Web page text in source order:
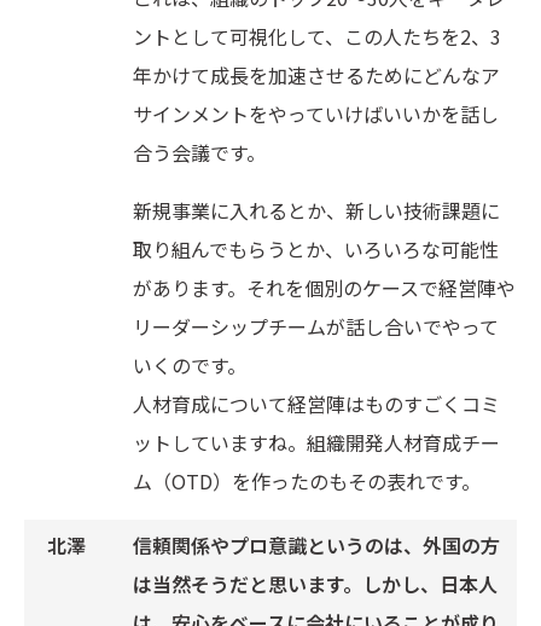
ントとして可視化して、この人たちを2、3
年かけて成長を加速させるためにどんなア
サインメントをやっていけばいいかを話し
合う会議です。
新規事業に入れるとか、新しい技術課題に
取り組んでもらうとか、いろいろな可能性
があります。それを個別のケースで経営陣や
リーダーシップチームが話し合いでやって
いくのです。
人材育成について経営陣はものすごくコミ
ットしていますね。組織開発人材育成チー
ム（OTD）を作ったのもその表れです。
信頼関係やプロ意識というのは、外国の方
は当然そうだと思います。しかし、日本人